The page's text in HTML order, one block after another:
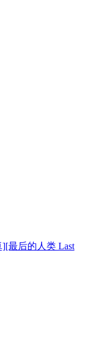
][最后的人类 Last